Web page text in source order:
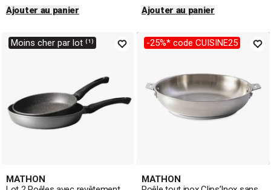
Ajouter au panier
Ajouter au panier
Moins cher par lot ⁽¹⁾
MATHON
-25%* code CUISINE25
MATHON